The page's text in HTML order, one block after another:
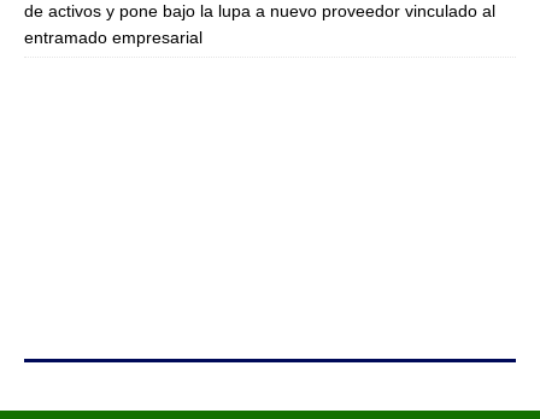
de activos y pone bajo la lupa a nuevo proveedor vinculado al
entramado empresarial